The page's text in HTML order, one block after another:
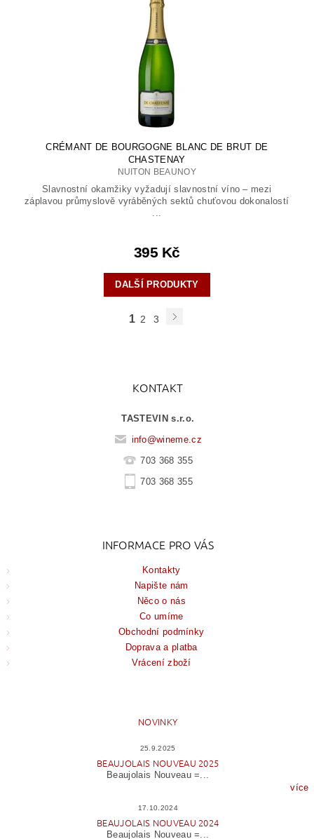
CRÉMANT DE BOURGOGNE BLANC DE BRUT DE
CHASTENAY
NUITON BEAUNOY
Slavnostní okamžiky vyžadují slavnostní víno – mezi
záplavou průmyslově vyráběných sektů chuťovou dokonalostí
395 Kč
DALŠÍ PRODUKTY
1 2 3
KONTAKT
TASTEVIN s.r.o.
info@wineme.cz
703 368 355
703 368 355
INFORMACE PRO VÁS
Kontakty
Napište nám
Něco o nás
Co umíme
Obchodní podmínky
Doprava a platba
Vrácení zboží
NOVINKY
25.9.2025
BEAUJOLAIS NOUVEAU 2025
Beaujolais Nouveau =...
více
17.10.2024
BEAUJOLAIS NOUVEAU 2024
Beaujolais Nouveau =...